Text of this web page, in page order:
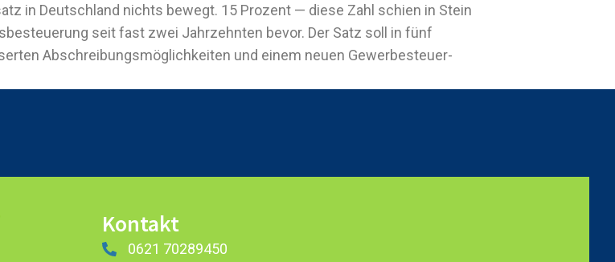
in Deutschland nichts bewegt. 15 Prozent — diese Zahl schien in Stein
seit fast zwei Jahrzehnten bevor. Der Satz soll in fünf
Abschreibungsmöglichkeiten und einem neuen Gewerbesteuer-
Kontakt
0621 70289450